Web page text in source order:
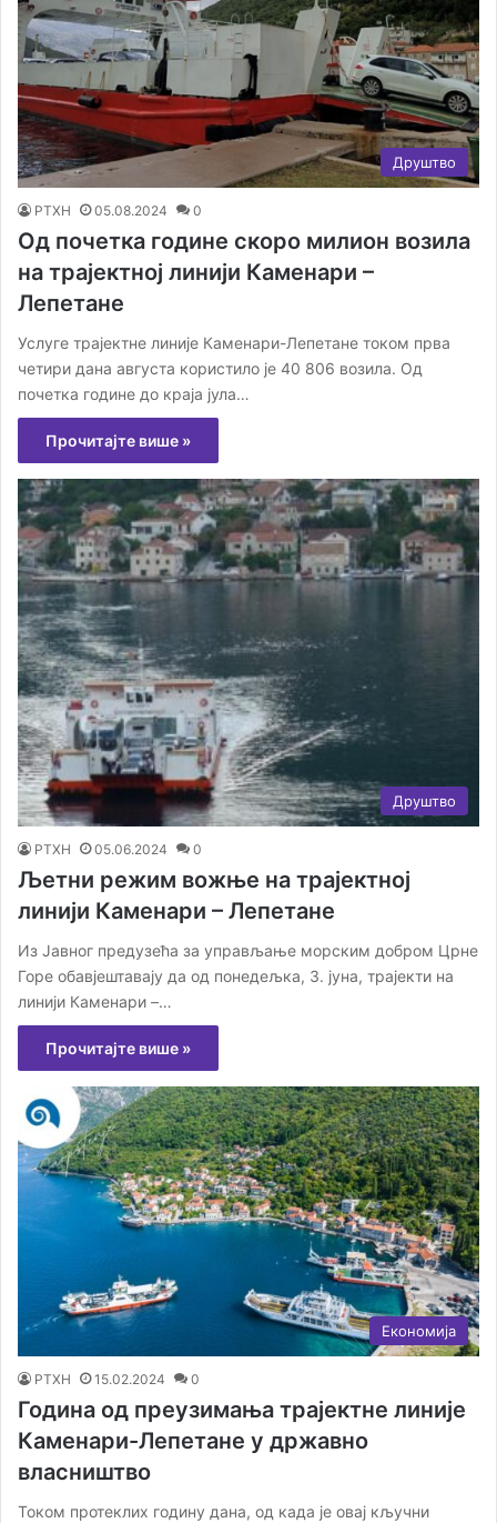
Друштво
РТХН 05.08.2024 0
Од почетка године скоро милион возила
на трајектној линији Каменари –
Лепетане
Услуге трајектне линије Каменари-Лепетане током прва
четири дана августа користило је 40 806 возила. Од
почетка године до краја јула…
Прочитајте више »
Друштво
РТХН 05.06.2024 0
Љетни режим вожње на трајектној
линији Каменари – Лепетане
Из Јавног предузећа за управљање морским добром Црне
Горе обавјештавају да од понедељка, 3. јуна, трајекти на
линији Каменари –…
Прочитајте више »
Економија
РТХН 15.02.2024 0
Година од преузимања трајектне линије
Каменари-Лепетане у државно
власништво
Током протеклих годину дана, од када је овај кључни